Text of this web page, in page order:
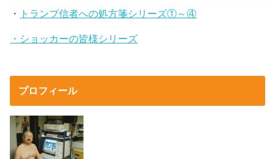
・ トランプ信者への処方箋シリーズ①～④
・ショッカーの皆様シリーズ
プロフィール